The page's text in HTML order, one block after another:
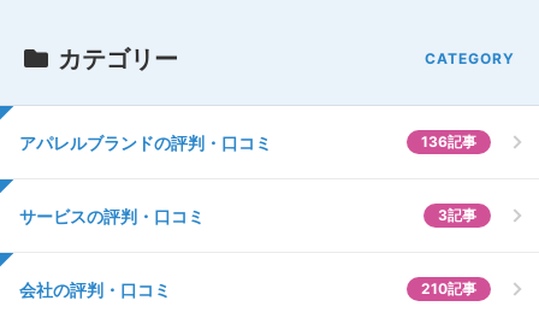
カテゴリー
アパレルブランドの評判・口コミ 136記事
サービスの評判・口コミ 3記事
会社の評判・口コミ 210記事